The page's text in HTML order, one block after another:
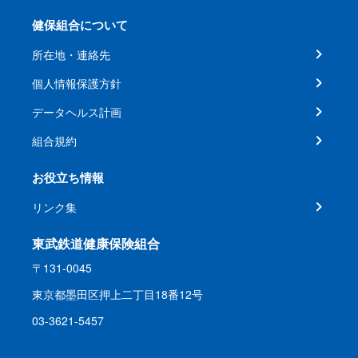
健保組合について
所在地・連絡先
個人情報保護方針
データヘルス計画
組合規約
お役立ち情報
リンク集
東武鉄道健康保険組合
〒131-0045
東京都墨田区押上二丁目18番12号
03-3621-5457